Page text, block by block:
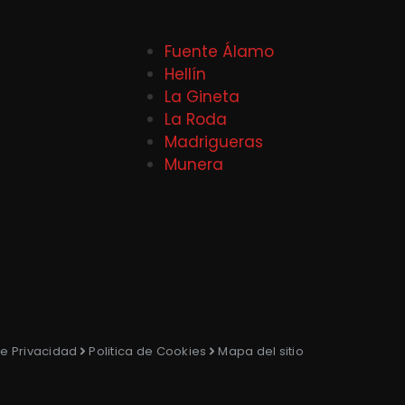
Fuente Álamo
Hellín
La Gineta
La Roda
Madrigueras
Munera
Privacidad Politica de Cookies Mapa del sitio